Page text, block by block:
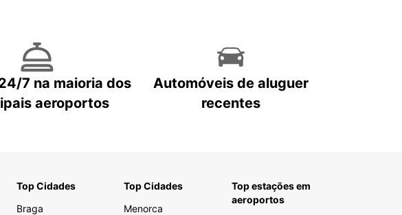
7 na maioria dos
aeroportos
Automóveis de aluguer
recentes
Top Cidades
Braga
Top Cidades
Menorca
Top estações em
aeroportos